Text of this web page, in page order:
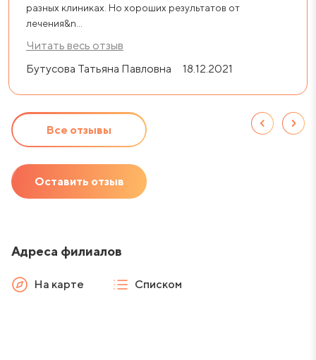
разных клиниках. Но хороших результатов от
лечения&n...
Читать весь отзыв
Бутусова Татьяна Павловна
18.12.2021
Все отзывы
Оставить отзыв
Адреса филиалов
На карте Списком